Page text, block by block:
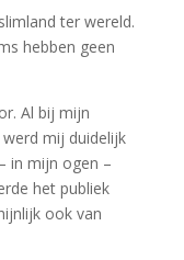
ter wereld.
hebben geen
Al bij mijn
mij duidelijk
in mijn ogen –
het publiek
ook van